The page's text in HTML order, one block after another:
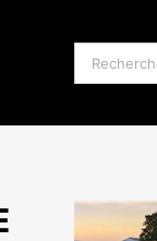
Rechercher: